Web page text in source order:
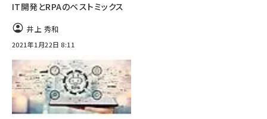
IT開発とRPAのベストミックス
井上 秀和
2021年1月22日 8:11